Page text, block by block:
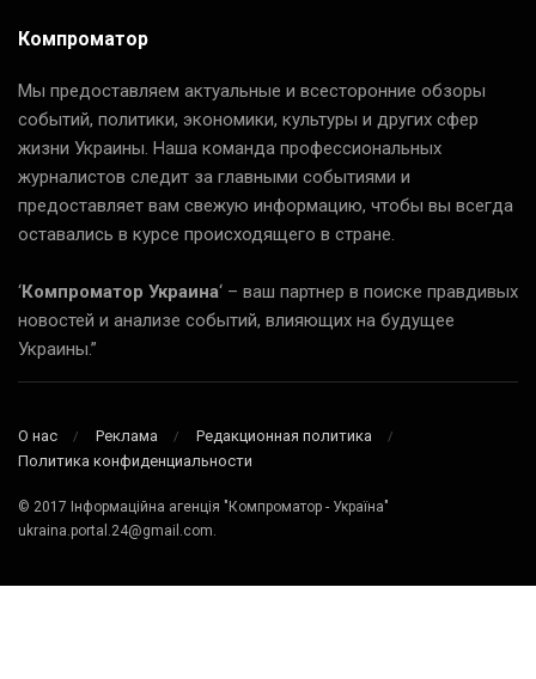
Компроматор
Мы предоставляем актуальные и всесторонние обзоры
событий, политики, экономики, культуры и других сфер
жизни Украины. Наша команда профессиональных
журналистов следит за главными событиями и
предоставляет вам свежую информацию, чтобы вы всегда
оставались в курсе происходящего в стране.
‘Компроматор Украина‘ – ваш партнер в поиске правдивых
новостей и анализе событий, влияющих на будущее
Украины.”
О нас Реклама
Редакционная политика
Политика конфиденциальности
© 2017 Інформаційна агенція "Компроматор - Україна"
ukraina.portal.24@gmail.com.